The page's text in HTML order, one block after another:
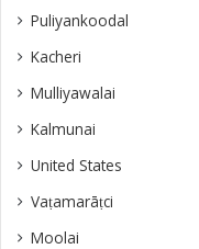
Puliyankoodal
Kacheri
Mulliyawalai
Kalmunai
United States
Vaṭamarāṭci
Moolai